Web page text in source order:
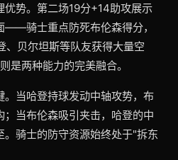
优势。第二场19分+14助攻展示
——骑士重点防死布伦森得分，
、贝尔坦斯等队友获得大量空
是两种能力的完美融合。
。当哈登持球发动中轴攻势，布
当布伦森吸引夹击，哈登的中
。骑士的防守资源始终处于"拆东